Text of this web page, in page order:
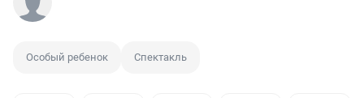
Особый ребенок Спектакль